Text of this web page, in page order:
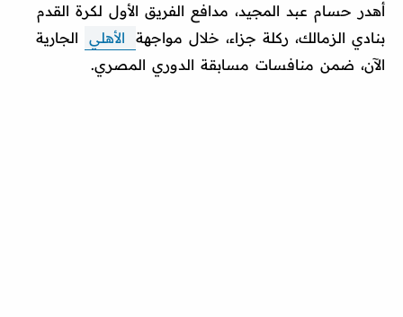
أهدر حسام عبد المجيد، مدافع الفريق الأول لكرة القدم
بنادي الزمالك، ركلة جزاء، خلال مواجهة
الأهلي
الجارية
الآن، ضمن منافسات مسابقة الدوري المصري.